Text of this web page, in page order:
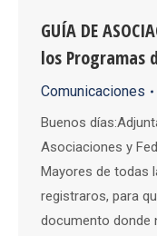
GUÍA DE
los Programas
Comunicaciones
Buenos
Asociaciones y
Mayores de todas
registraros, para
documento donde